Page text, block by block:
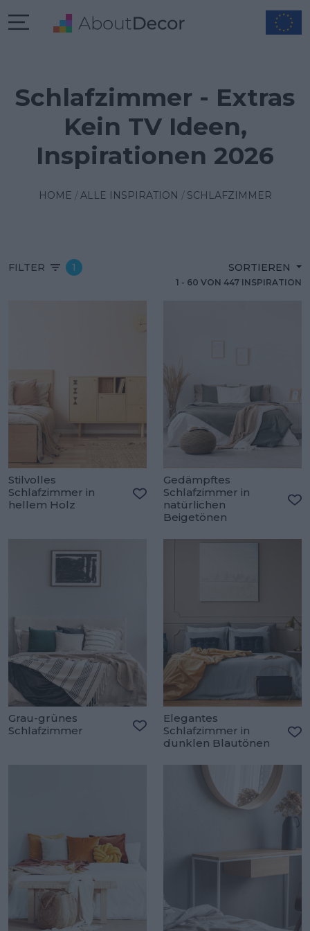
Schlafzimmer - Extras
Kein TV Ideen,
Inspirationen 2026
HOME ALLE INSPIRATION SCHLAFZIMMER
FILTER 1 SORTIEREN
1 - 60 VON 447 INSPIRATION
Stilvolles
Schlafzimmer in
hellem Holz
Zu den Favoriten hinzufügen
Gedämpftes
Schlafzimmer in
natürlichen
Beigetönen
Grau-grünes
Schlafzimmer
Zu den Favoriten hinzufügen
Elegantes
Schlafzimmer in
dunklen Blautönen